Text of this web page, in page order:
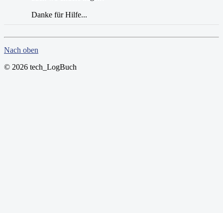
Danke für Hilfe...
Nach oben
© 2026 tech_LogBuch